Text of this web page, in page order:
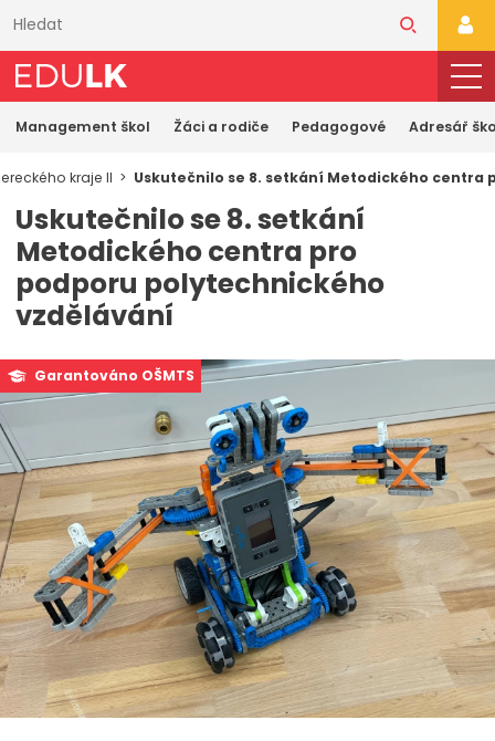
obsahu
Management škol Žáci a rodiče Pedagogové Adresář
kraje II Uskutečnilo se 8. setkání Metodického
Uskutečnilo se 8. setkání
Metodického centra pro
podporu polytechnického
vzdělávání
Garantováno OŠMTS